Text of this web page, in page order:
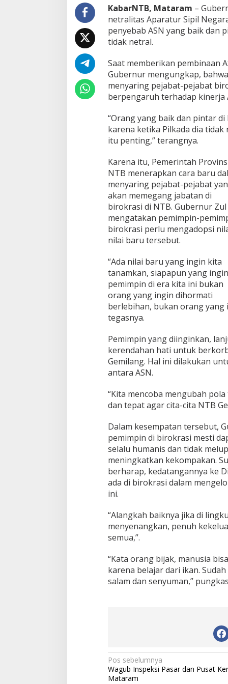
d
a
d
T
m
p
a
t
S
e
s
t
n
y
a
k
a
r
e
n
a
T
d
a
k
N
e
t
KabarNTB, Mataram –
netralitas Aparatur Sipil
penyebab ASN yang baik dan
tidak netral.
Saat memberikan pembinaan
Gubernur mengungkap,
menyaring pejabat-pejabat
berpengaruh terhadap kinerja
“Orang yang baik dan pintar
karena ketika Pilkada dia
itu penting,” terangnya.
Karena itu, Pemerintah
NTB menerapkan cara baru
menyaring pejabat-pejabat
akan memegang jabatan di
birokrasi di NTB. Gubernur Zul
mengatakan pemimpin-
birokrasi perlu mengadopsi
nilai baru tersebut.
“Ada nilai baru yang ingin kita
tanamkan, siapapun yang
pemimpin di era kita ini bukan
orang yang ingin dihormati
berlebihan, bukan orang yang
tegasnya.
Pemimpin yang diinginkan,
kerendahan hati untuk
Gemilang. Hal ini dilakukan
antara ASN.
“Kita mencoba mengubah
dan tepat agar cita-cita NTB
Dalam kesempatan tersebut,
pemimpin di birokrasi mesti
selalu humanis dan tidak
meningkatkan kekompakan.
berharap, kedatangannya ke
ada di birokrasi dalam
ini.
“Alangkah baiknya jika di
menyenangkan, penuh
semua,”.
“Kata orang bijak, manusia
karena belajar dari ikan.
salam dan senyuman,”
N
a
Pos sebelumnya
Wagub Inspeksi Pasar dan Pusat
Mataram